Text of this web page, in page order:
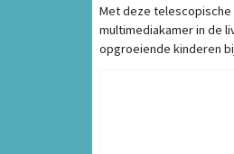
Met deze
multimediakamer in de
opgroeiende kinderen